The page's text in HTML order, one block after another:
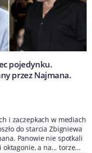
pojedynku.
przez Najmana.
i zaczepkach w mediach
do starcia Zbigniewa
Panowie nie spotkali
a na... torze...